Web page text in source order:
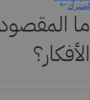
اشترك
ما
الأفكار؟